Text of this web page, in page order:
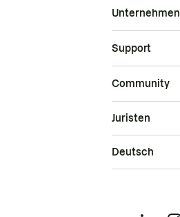
Unternehmen
Support
Community
Juristen
Deutsch